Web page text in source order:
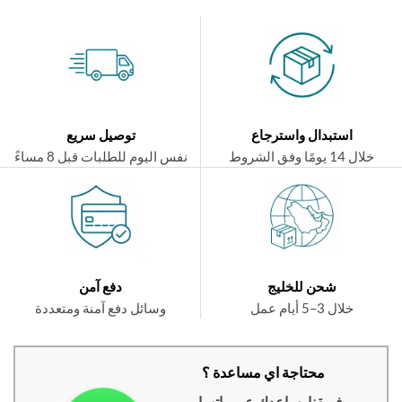
استبدال واسترجاع
توصيل سريع
نفس اليوم للطلبات قبل 8 مساءً
شحن للخليج
دفع آمن
وسائل دفع آمنة ومتعددة
محتاجة اي مساعدة ؟